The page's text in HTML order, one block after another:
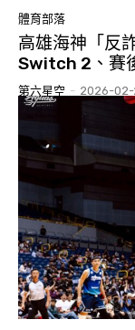
體育部落
高雄海神「反
Switch 2、賽
第六星空 - 2026-02-